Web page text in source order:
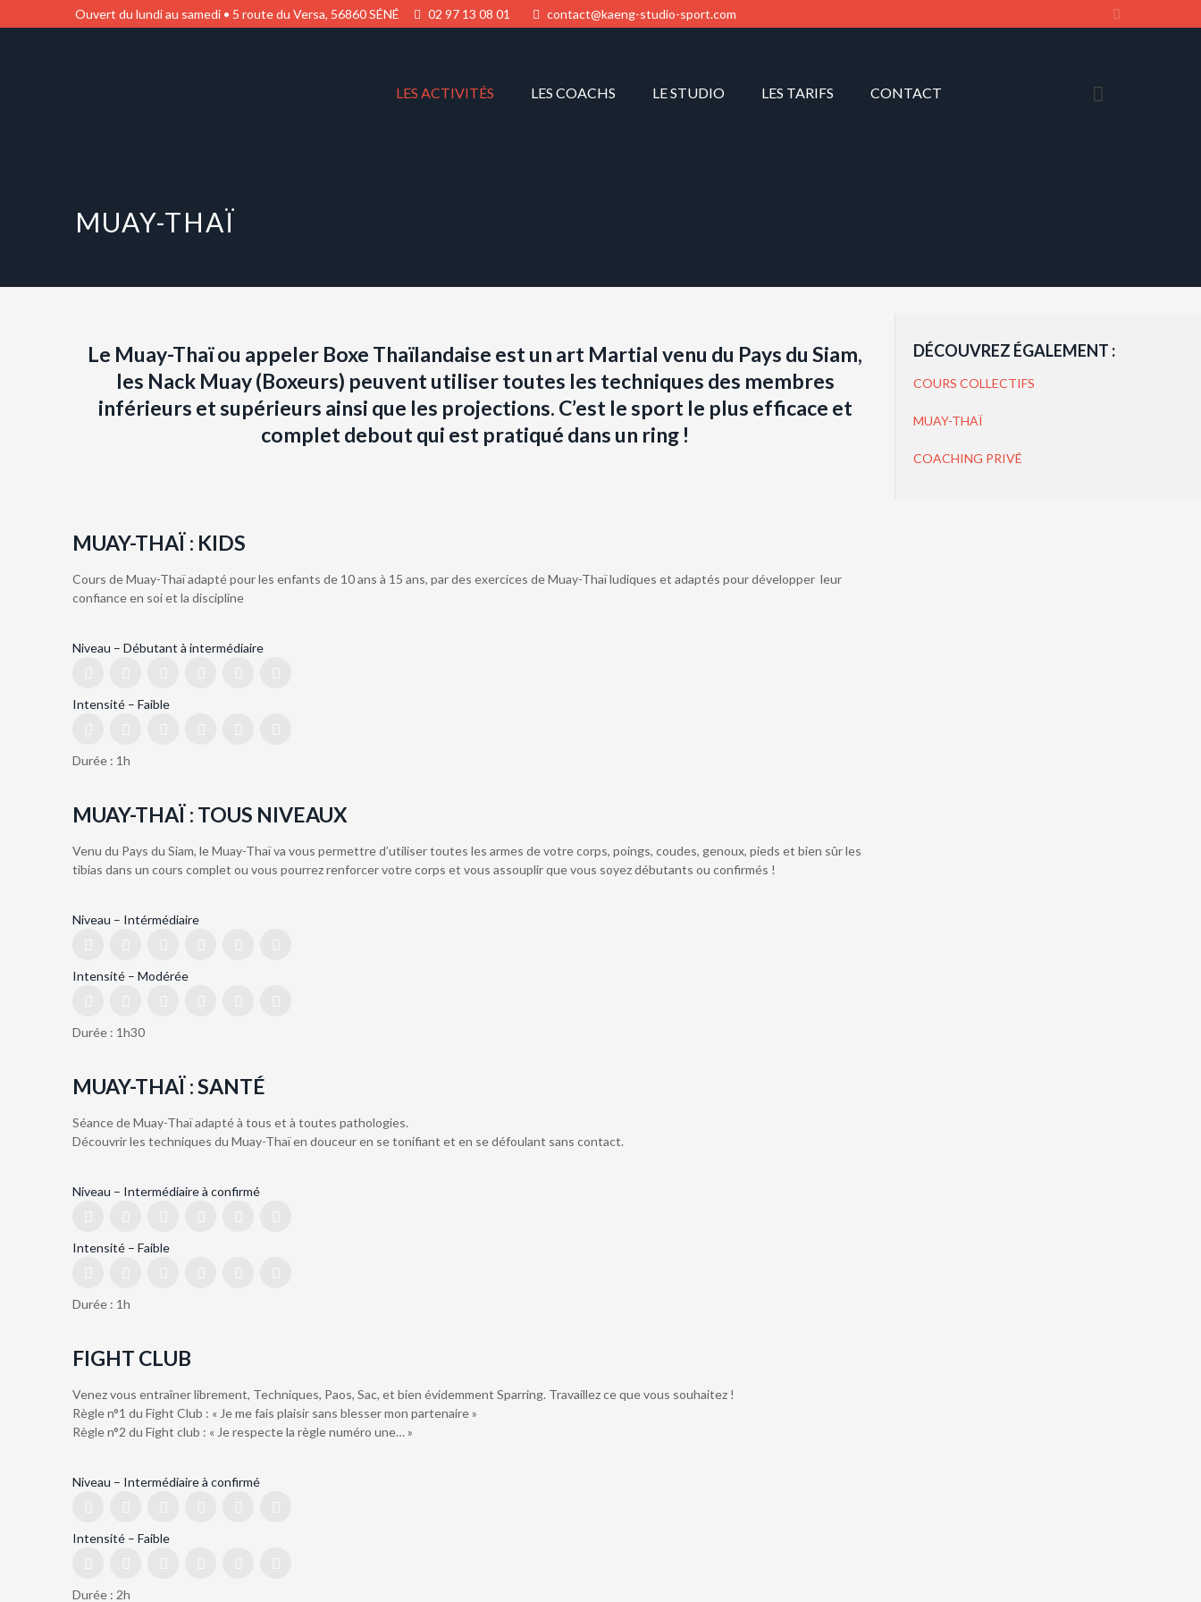
Ouvert du lundi au samedi • 5 route du Versa, 56860 SÉNÉ 02 97 13 08 01 contact@kaeng-studio-sport.com
LES ACTIVITÉS LES COACHS LE STUDIO LES TARIFS CONTACT
MUAY-THAÏ
Le Muay-Thaï ou appeler Boxe Thaïlandaise est un art Martial venu du Pays du Siam,
les Nack Muay (Boxeurs) peuvent utiliser toutes les techniques des membres
inférieurs et supérieurs ainsi que les projections. C’est le sport le plus efficace et
complet debout qui est pratiqué dans un ring !
MUAY-THAÏ : KIDS
Cours de Muay-Thaï adapté pour les enfants de 10 ans à 15 ans, par des exercices de Muay-Thaï ludiques et adaptés pour développer leur
confiance en soi et la discipline
Niveau – Débutant à intermédiaire
Intensité – Faible
Durée : 1h
MUAY-THAÏ : TOUS NIVEAUX
Venu du Pays du Siam, le Muay-Thaï va vous permettre d’utiliser toutes les armes de votre corps, poings, coudes, genoux, pieds et bien sûr les
tibias dans un cours complet ou vous pourrez renforcer votre corps et vous assouplir que vous soyez débutants ou confirmés !
Niveau – Intérmédiaire
Intensité – Modérée
Durée : 1h30
MUAY-THAÏ : SANTÉ
Séance de Muay-Thaï adapté à tous et à toutes pathologies.
Découvrir les techniques du Muay-Thaï en douceur en se tonifiant et en se défoulant sans contact.
Niveau – Intermédiaire à confirmé
Intensité – Faible
Durée : 1h
FIGHT CLUB
Venez vous entraîner librement, Techniques, Paos, Sac, et bien évidemment Sparring. Travaillez ce que vous souhaitez !
Règle n°1 du Fight Club : « Je me fais plaisir sans blesser mon partenaire »
Règle n°2 du Fight club : « Je respecte la règle numéro une… »
Niveau – Intermédiaire à confirmé
Intensité – Faible
Durée : 2h
DÉCOUVREZ ÉGALEMENT :
COURS COLLECTIFS
MUAY-THAÏ
COACHING PRIVÉ